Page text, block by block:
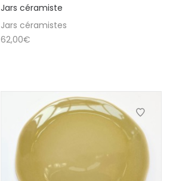
Jars céramiste
Jars céramistes
62,00€